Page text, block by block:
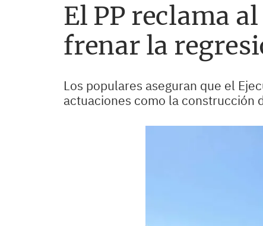
El PP reclama
frenar la
Los populares aseguran que el
actuaciones como la construcción